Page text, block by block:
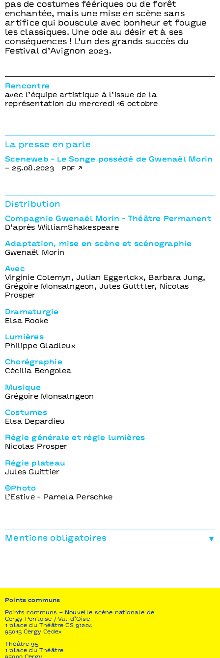
pas de costumes féériques ou de forêt
enchantée, mais une mise en scène sans
artifice qui bouscule avec bonheur et fougue
les classiques. Une ode au désir et à ses
conséquences ! L’un des grands succès du
Festival d’Avignon 2023.
Rencontre
avec l’équipe artistique à l’issue de la
représentation du mercredi 16 octobre
La presse en parle
Sceneweb - Le Songe possédé de Gwenaël Morin
– 25.08.2023
pdf
Distribution
Compagnie Gwenaël Morin - Théâtre Permanent
D’après WilliamShakespeare
Adaptation, mise en scène et scénographie
Gwenaël Morin
Avec
Virginie Colemyn, Julian Eggerlckx, Barbara Jung,
Grégoire Monsalngeon, Jules Gulttler, Nicolas
Prosper
Dramaturgie
Elsa Rooke
Lumières
Philippe Gladleux
Chorégraphie
Cécilia Bengolea
Musique
Grégoire Monsalngeon
Costumes
Elsa Depardieu
Régie générale et régie lumières
Nicolas Prosper
Régie plateau
Jules Guittier
©Photo
L’Estive - Pamela Perschke
Mentions obligatoires
Festival d’Avignon l lnitiatives d’artistes / La
Cargèse I Scène nationale d’Albi-Tarn I TAP-Théâtre
Auditorium de Poitiers I La Coursive-Scène
Nationale de La Rochelle I Le Parvis -Scène
nationale de Tarbes I Espace Malraux Scène
nationale de Chambéry I Les Salins Scène nationale
Points communs
Points communs – Nouvelle scène nationale de
Cergy-Pontoise / Val d’Oise
1 place du Théâtre CS 91204
95015 Cergy Cedex
Théâtre 95
1 place du Théâtre